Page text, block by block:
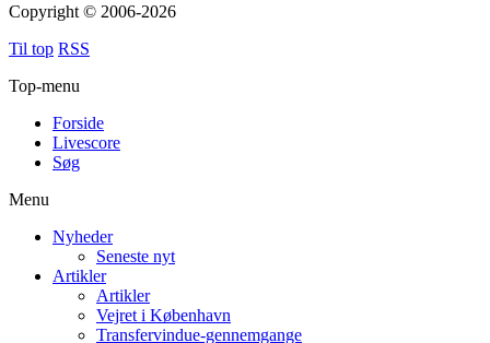
Copyright © 2006-2026
Til top RSS
Top-menu
Forside
Livescore
Søg
Menu
Nyheder
Seneste nyt
Artikler
Artikler
Vejret i København
Transfervindue-gennemgange